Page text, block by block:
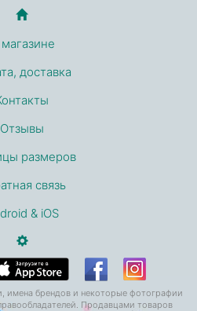
доставка
Отзывы
размеров
связь
& iOS
имена брендов и некоторые фотографии
Продавцами товаров